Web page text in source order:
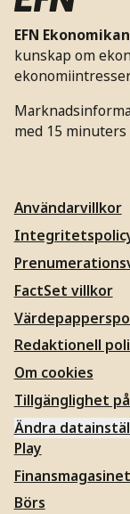
EFN
kunskap om
med 15
Användarvillkor
FactSet villkor
Redaktionell
Om cookies
Tillgänglighet på
Ändra
Play
Finansmagasinet
Börs